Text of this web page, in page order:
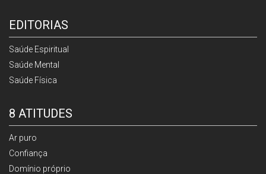
EDITORIAS
Saúde Espiritual
Saúde Mental
Saúde Física
8 ATITUDES
Ar puro
Confiança
Domínio próprio